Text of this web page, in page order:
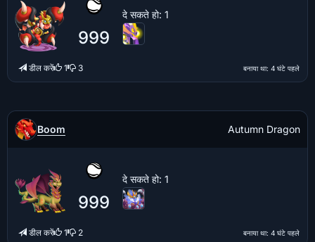
999
दे सकते हो: 1
बनाया था: 4 घंटे पहले
डील करें 1 3
Boom Autumn Dragon
999
दे सकते हो: 1
बनाया था: 4 घंटे पहले
डील करें 1 2